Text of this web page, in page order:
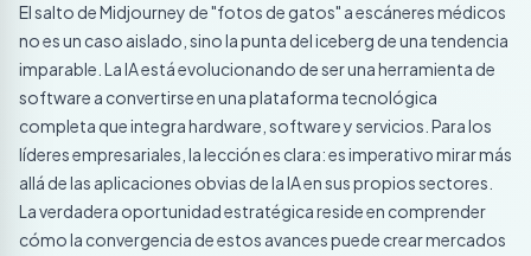
El salto de Midjourney de "fotos de gatos" a escáneres médicos
no es un caso aislado, sino la punta del iceberg de una tendencia
imparable. La IA está evolucionando de ser una herramienta de
software a convertirse en una plataforma tecnológica
completa que integra hardware, software y servicios. Para los
líderes empresariales, la lección es clara: es imperativo mirar más
allá de las aplicaciones obvias de la IA en sus propios sectores.
La verdadera oportunidad estratégica reside en comprender
cómo la convergencia de estos avances puede crear mercados